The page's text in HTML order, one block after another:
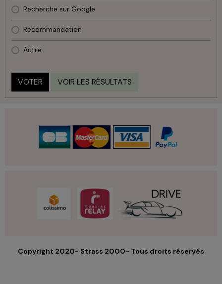
Recherche sur Google
Recommandation
Autre
VOTER VOIR LES RÉSULTATS
Copyright 2020- Strass 2000- Tous droits réservés